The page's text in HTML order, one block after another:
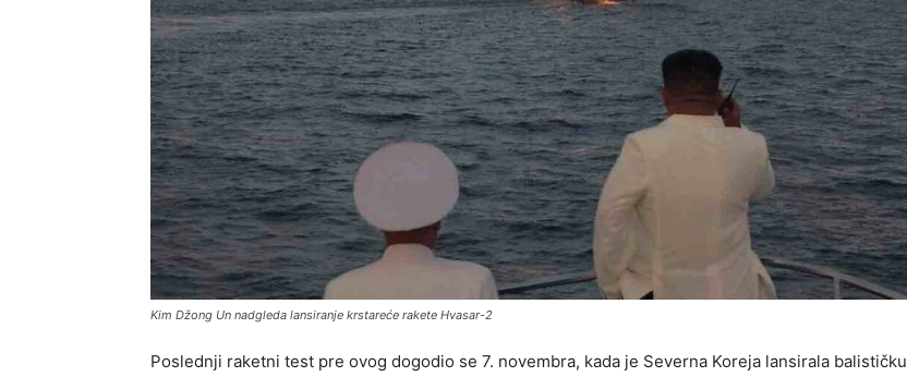
Kim Džong Un nadgleda lansiranje krstareće rakete Hvasar-2
Poslednji raketni test pre ovog dogodio se 7. novembra, kada je Severna Koreja lansirala balističku